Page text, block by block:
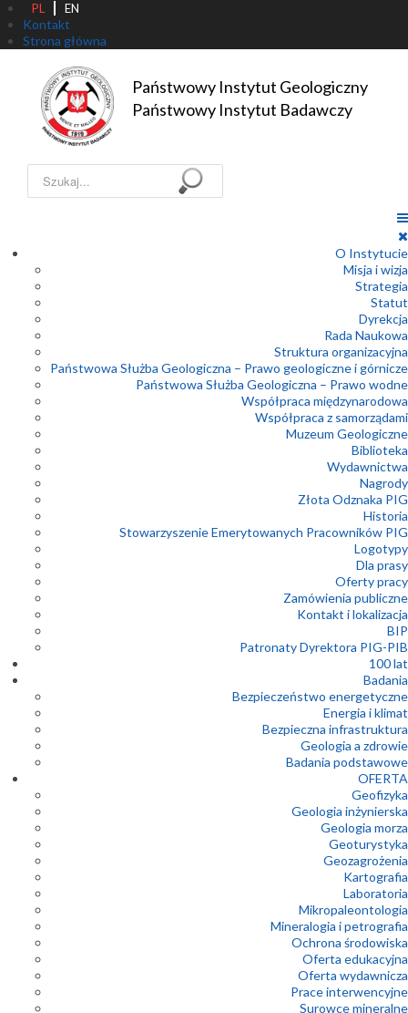
PL EN
Kontakt
Strona główna
Państwowy Instytut Geologiczny
Państwowy Instytut Badawczy
Szukaj...
O Instytucie
Misja i wizja
Strategia
Statut
Dyrekcja
Rada Naukowa
Struktura organizacyjna
Państwowa Służba Geologiczna – Prawo geologiczne i górnicze
Państwowa Służba Geologiczna – Prawo wodne
Współpraca międzynarodowa
Współpraca z samorządami
Muzeum Geologiczne
Biblioteka
Wydawnictwa
Nagrody
Złota Odznaka PIG
Historia
Stowarzyszenie Emerytowanych Pracowników PIG
Logotypy
Dla prasy
Oferty pracy
Zamówienia publiczne
Kontakt i lokalizacja
BIP
Patronaty Dyrektora PIG-PIB
100 lat
Badania
Bezpieczeństwo energetyczne
Energia i klimat
Bezpieczna infrastruktura
Geologia a zdrowie
Badania podstawowe
OFERTA
Geofizyka
Geologia inżynierska
Geologia morza
Geoturystyka
Geozagrożenia
Kartografia
Laboratoria
Mikropaleontologia
Mineralogia i petrografia
Ochrona środowiska
Oferta edukacyjna
Oferta wydawnicza
Prace interwencyjne
Surowce mineralne